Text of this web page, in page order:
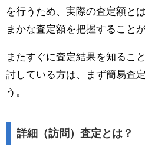
を行うため、実際の査定額と
まかな査定額を把握すること
またすぐに査定結果を知るこ
討している方は、まず簡易査
う。
詳細（訪問）査定とは？